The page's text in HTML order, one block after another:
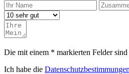
Die mit einem * markierten Felder
Ich habe die Datenschutzbestimmungen